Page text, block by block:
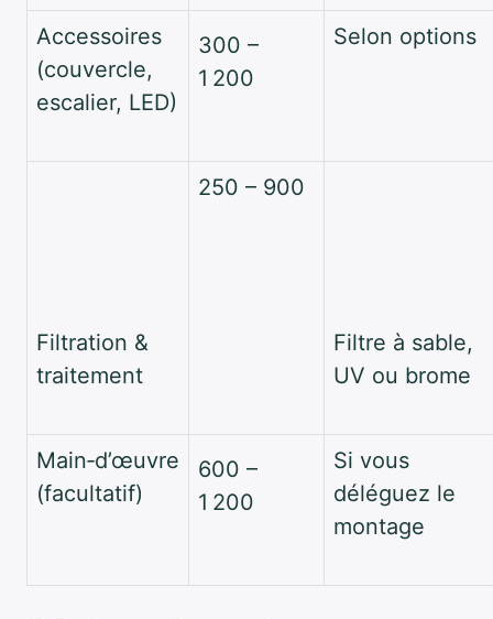
Accessoires
(couvercle,
escalier, LED)
300 –
1 200
Selon options
Filtration &
traitement
250 – 900
Filtre à sable,
UV ou brome
Main‑d’œuvre
(facultatif)
600 –
1 200
Si vous
déléguez le
montage